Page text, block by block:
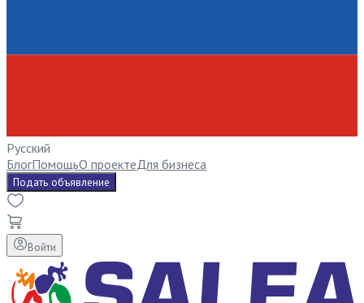
Русский
БлогПомощьО проектеДля бизнеса
Подать объявление
Войти